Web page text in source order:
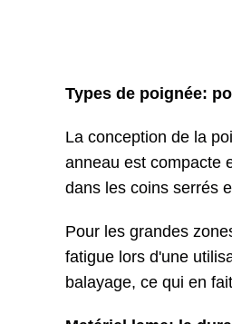
Types de poignée:
La conception de la
anneau est compacte
dans les coins serrés
Pour les grandes
fatigue lors d'une
balayage, ce qui en